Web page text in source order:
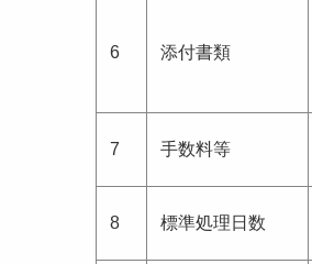
6 添付書類
7 手数料等
8 標準処理日数